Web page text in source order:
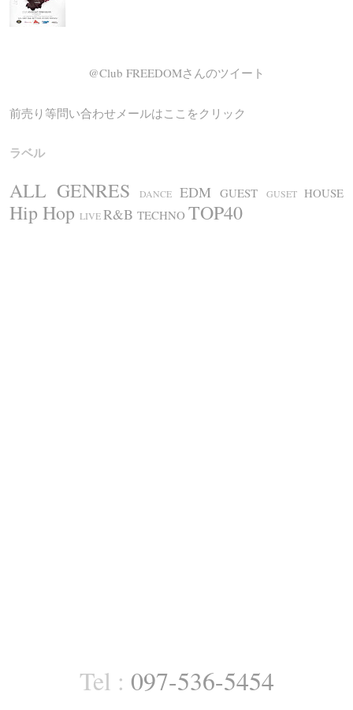
@Club FREEDOMさんのツイート
前売り等問い合わせメールはここをクリック
ラベル
ALL GENRES DANCE EDM GUEST GUSET HOUSE
Hip Hop LIVER&B TECHNO TOP40
Tel : 097-536-5454